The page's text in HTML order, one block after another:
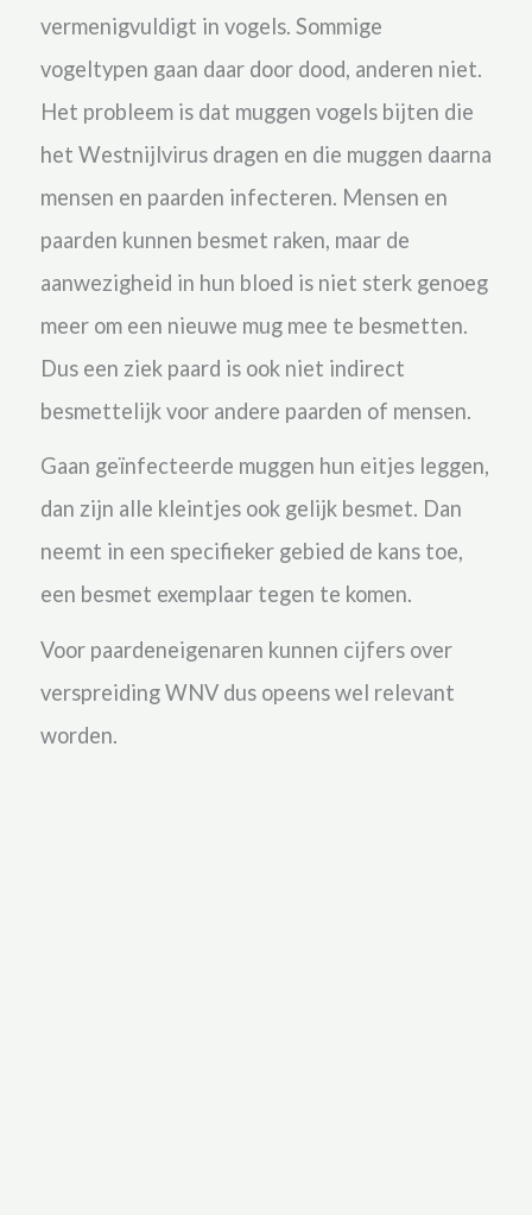
vermenigvuldigt in vogels. Sommige
vogeltypen gaan daar door dood, anderen niet.
Het probleem is dat muggen vogels bijten die
het Westnijlvirus dragen en die muggen daarna
mensen en paarden infecteren. Mensen en
paarden kunnen besmet raken, maar de
aanwezigheid in hun bloed is niet sterk genoeg
meer om een nieuwe mug mee te besmetten.
Dus een ziek paard is ook niet indirect
besmettelijk voor andere paarden of mensen.
Gaan geïnfecteerde muggen hun eitjes leggen,
dan zijn alle kleintjes ook gelijk besmet. Dan
neemt in een specifieker gebied de kans toe,
een besmet exemplaar tegen te komen.
Voor paardeneigenaren kunnen cijfers over
verspreiding WNV dus opeens wel relevant
worden.